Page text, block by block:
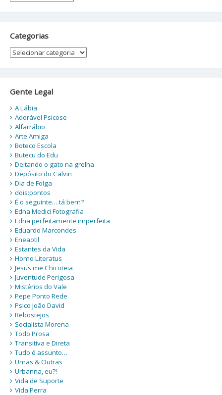
Categorias
Categorias
Gente Legal
A Lábia
Adorável Psicose
Alfarrábio
Arte Amiga
Boteco Escola
Butecu do Edu
Deitando o gato na grelha
Depósito do Calvin
Dia de Folga
dois:pontos
É o seguinte… tá bem?
Edna Medici Fotografia
Edna perfeitamente imperfeita
Eduardo Marcondes
Eneaotil
Estantes da Vida
Homo Literatus
Jesus me Chicoteia
Juventude Perigosa
Mistérios do Vale
Pepe Ponto Rede
Psico João David
Rebostejos
Socialista Morena
Todo Prosa
Transitiva e Direta
Tudo é assunto…
Umas & Outras
Urbanna, eu?!
Vida de Suporte
Vida Perra